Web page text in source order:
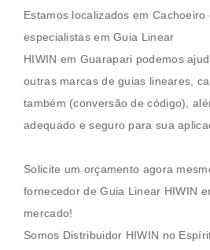
Estamos localizados em
especialistas emGuia Linear
HIWIN em Guarapari podemos
outras marcas de guias lineares,
também (conversão de código),
adequado e seguro para sua
Solicite um orçamento agora
fornecedor deGuia Linear HIWIN
mercado!
Somos Distribuidor HIWIN no